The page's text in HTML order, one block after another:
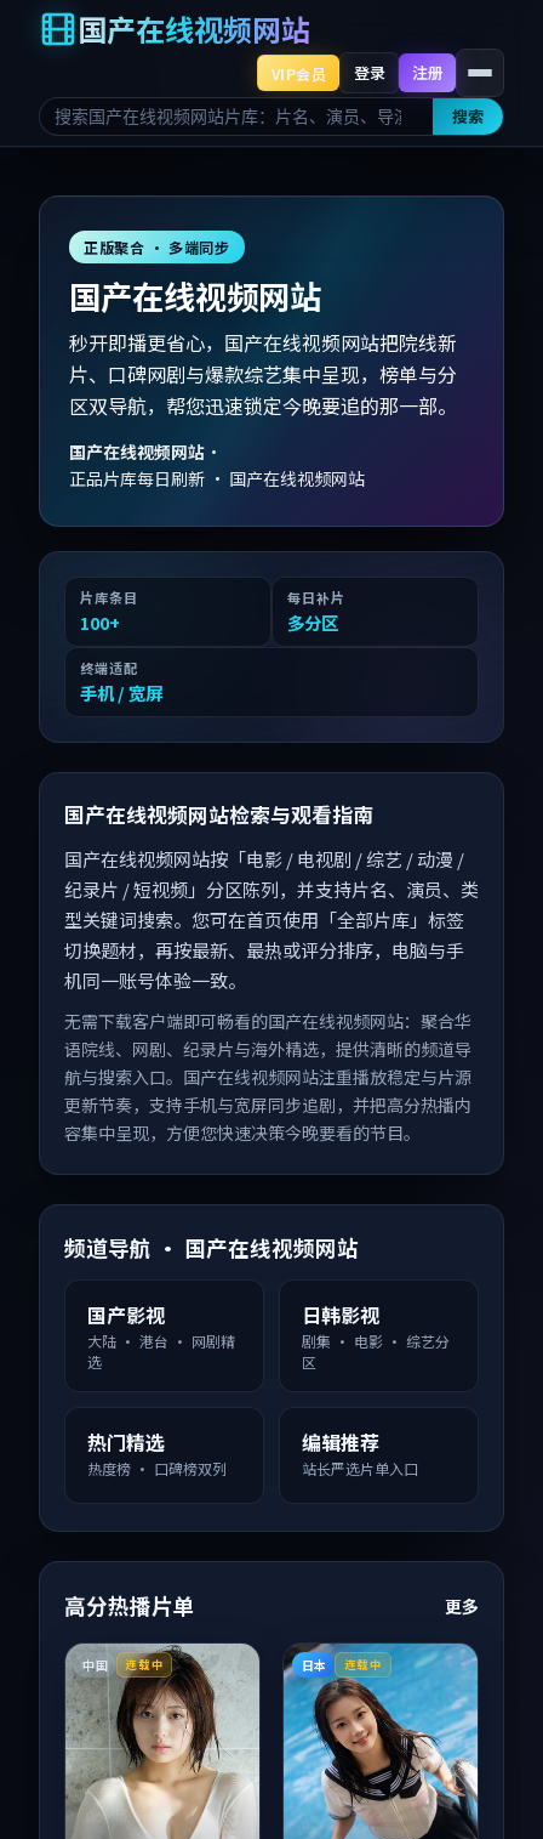
国产在线视频网站
搜索
VIP会员 登录 注册
正版聚合 · 多端同步
国产在线视频网站
秒开即播更省心，国产在线视频网站把院线新
片、口碑网剧与爆款综艺集中呈现，榜单与分
区双导航，帮您迅速锁定今晚要追的那一部。
国产在线视频网站 ·
正品片库每日刷新 · 国产在线视频网站
片库条目
100+
每日补片
多分区
终端适配
手机 / 宽屏
国产在线视频网站检索与观看指南
国产在线视频网站按「电影 / 电视剧 / 综艺 / 动漫 /
纪录片 / 短视频」分区陈列，并支持片名、演员、类
型关键词搜索。您可在首页使用「全部片库」标签
切换题材，再按最新、最热或评分排序，电脑与手
机同一账号体验一致。
无需下载客户端即可畅看的国产在线视频网站：聚合华
语院线、网剧、纪录片与海外精选，提供清晰的频道导
航与搜索入口。国产在线视频网站注重播放稳定与片源
更新节奏，支持手机与宽屏同步追剧，并把高分热播内
容集中呈现，方便您快速决策今晚要看的节目。
频道导航 · 国产在线视频网站
国产影视
大陆 · 港台 · 网剧精
选
日韩影视
剧集 · 电影 · 综艺分
区
热门精选
热度榜 · 口碑榜双列
编辑推荐
站长严选片单入口
高分热播片单 更多
中国 连载中 日本 连载中